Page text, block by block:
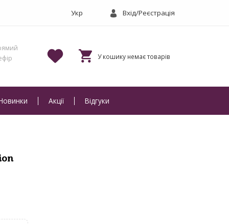
Вхід/Реєстрація
Акції Відгуки